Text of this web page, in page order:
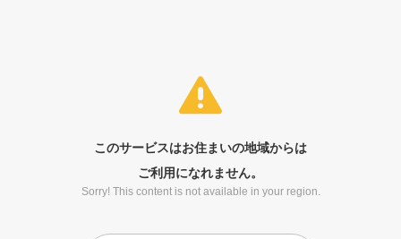
このサービスはお住まいの地域からは
ご利用になれません。
Sorry! This content is not available in your region.